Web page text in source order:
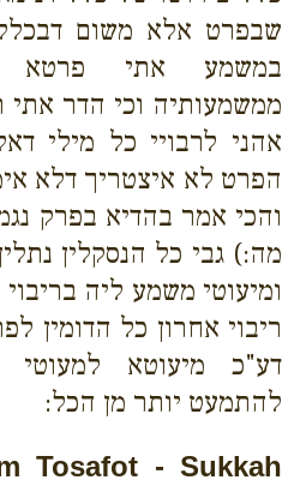
שבפרט אלא משום
במשמע אתי פרטא
ממשמעותיה וכי הדר אתי
אהני לרבויי כל מילי
הפרט לא איצטריך דלא
והכי אמר בהדיא בפרק
מה:) גבי כל הנסקלין
ומיעוטי משמע ליה
ריבוי אחרון כל הדומין
דע"כ מיעוטא למעוטי
להתמעט יותר מן הכל:
Tosafot - Sukkah